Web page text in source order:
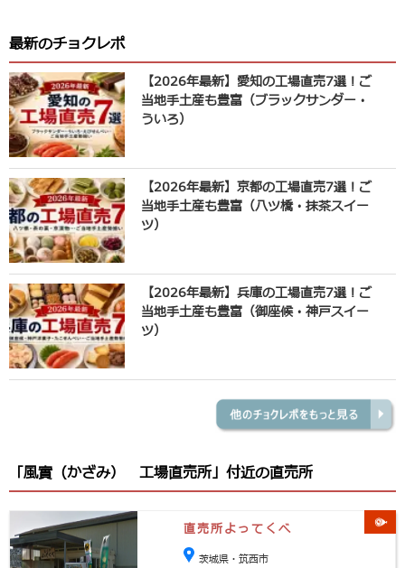
最新のチョクレポ
【2026年最新】愛知の工場直売7選！ご
当地手土産も豊富（ブラックサンダー・
ういろ）
【2026年最新】京都の工場直売7選！ご
当地手土産も豊富（八ツ橋・抹茶スイー
ツ）
【2026年最新】兵庫の工場直売7選！ご
当地手土産も豊富（御座候・神戸スイー
ツ）
「風實（かざみ） 工場直売所」付近の直売所
直売所よってくべ
茨城県・筑西市